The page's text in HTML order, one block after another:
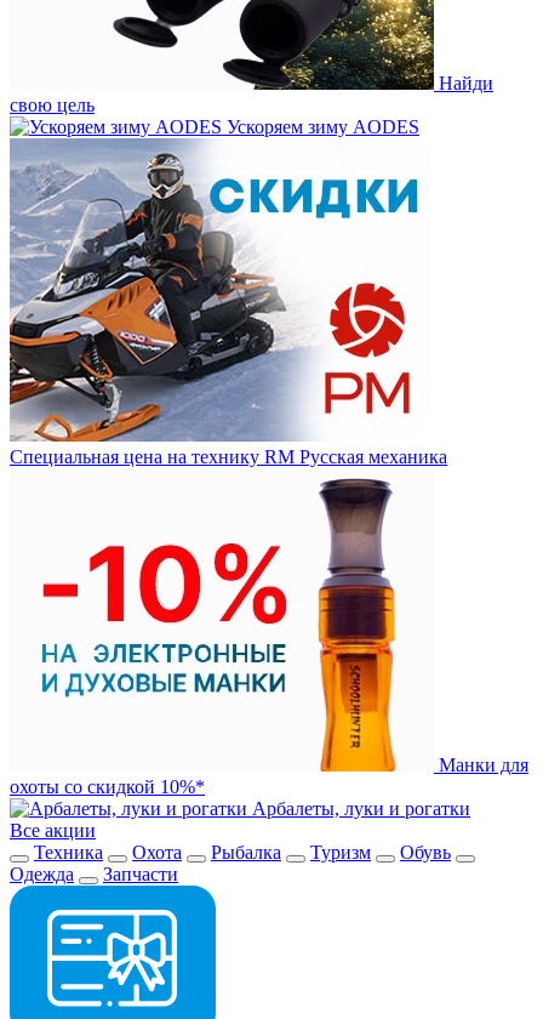
Найди
свою цель
Ускоряем зиму AODES
Специальная цена на технику RM Русская механика
Манки для
охоты со скидкой 10%*
Арбалеты, луки и рогатки
Все акции
Техника
Охота Рыбалка Туризм
Обувь
Одежда
Запчасти